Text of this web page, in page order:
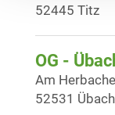
52445 Titz
OG -
Am
52531